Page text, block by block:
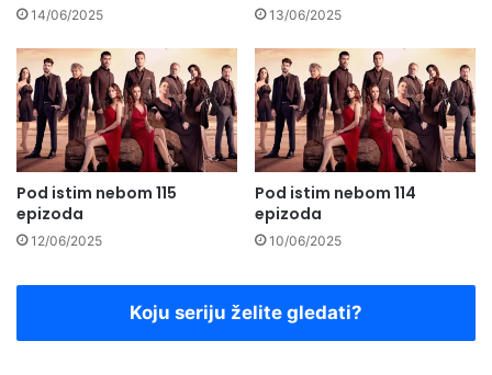
14/06/2025 13/06/2025
Pod istim nebom 115
epizoda
12/06/2025
Pod istim nebom 114
epizoda
10/06/2025
Koju seriju želite gledati?